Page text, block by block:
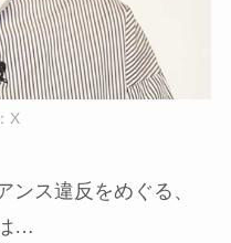
X
ンス違反をめぐる、
…